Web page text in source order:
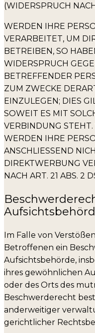
(WIDERSPRUCH
WERDEN IHRE
VERARBEITET, UM
BETREIBEN, SO
WIDERSPRUCH
BETREFFENDER
ZUM ZWECKE
EINZULEGEN; DIES
SOWEIT ES MIT
VERBINDUNG
WERDEN IHRE
ANSCHLIESSEND
DIREKTWERBUNG
NACH ART. 21 ABS. 2
Im Falle von
Betroffenen ein
Aufsichtsbehörde,
ihres gewöhnlichen
oder des Orts des
Beschwerderecht
anderweitiger
gerichtlicher